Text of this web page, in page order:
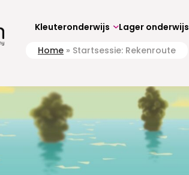
Kleuteronderwijs Lager onderwijs
Home » Startsessie: Rekenroute